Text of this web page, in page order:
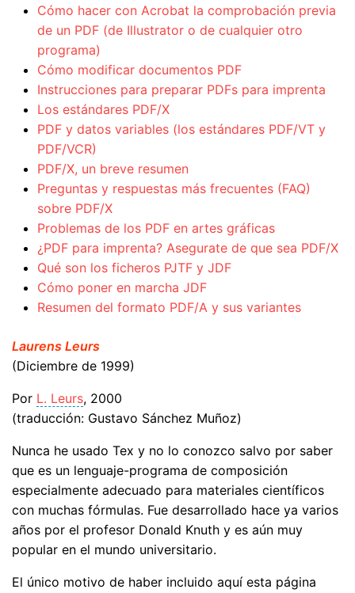
Cómo hacer con Acrobat la comprobación previa
de un PDF (de Illustrator o de cualquier otro
programa)
Cómo modificar documentos PDF
Instrucciones para preparar PDFs para imprenta
Los estándares PDF/X
PDF y datos variables (los estándares PDF/VT y
PDF/VCR)
PDF/X, un breve resumen
Preguntas y respuestas más frecuentes (FAQ)
sobre PDF/X
Problemas de los PDF en artes gráficas
¿PDF para imprenta? Asegurate de que sea PDF/X
Qué son los ficheros PJTF y JDF
Cómo poner en marcha JDF
Resumen del formato PDF/A y sus variantes
Laurens Leurs
(Diciembre de 1999)
Por L. Leurs, 2000
(traducción: Gustavo Sánchez Muñoz)
Nunca he usado Tex y no lo conozco salvo por saber
que es un lenguaje-programa de composición
especialmente adecuado para materiales científicos
con muchas fórmulas. Fue desarrollado hace ya varios
años por el profesor Donald Knuth y es aún muy
popular en el mundo universitario.
El único motivo de haber incluido aquí esta página